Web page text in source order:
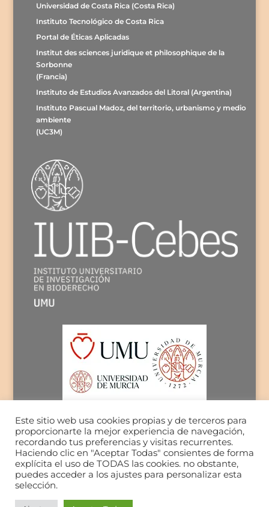
Universidad de Costa Rica (Costa Rica)
Instituto Tecnológico de Costa Rica
Portal de Éticas Aplicadas
Institut des sciences juridique et philosophique de la
Sorbonne
(Francia)
Instituto de Estudios Avanzados del Litoral (Argentina)
Instituto Pascual Madoz, del territorio, urbanismo y medio
ambiente
(UC3M)
Este sitio web usa cookies propias y de terceros para
proporcionarte la mejor experiencia de navegación,
recordando tus preferencias y visitas recurrentes.
Haciendo clic en "Aceptar Todas" consientes de forma
explícita el uso de TODAS las cookies. no obstante,
puedes acceder a los ajustes para personalizar esta
selección.